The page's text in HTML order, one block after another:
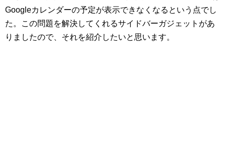
Googleカレンダーの予定が表示できなくなるという点でし
た。この問題を解決してくれるサイドバーガジェットがあ
りましたので、それを紹介したいと思います。